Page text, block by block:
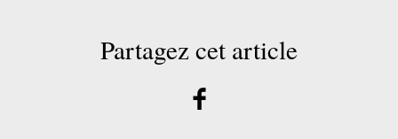
Partagez cet article